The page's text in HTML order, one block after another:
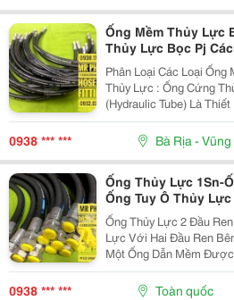
Ống Mềm Thủy Lực
Thủy Lực Bọc Pj
Lực Bọc Amiang-
Inox-Ống Tuy Ô Dầu
Thủy Lực
Phân Loại Các Loại Ống Mềm
Thủy Lực : Ống Cứng Thủy Lực Hay Còn Gọi Là
(Hydraulic Tube) Là
Hoặc Inox ( Thép Không
.Ưu Điểm Của Ống
0938 *** *** Bà Rịa -
Ống Thủy Lực 1Sn-
Ống Tuy Ô Thủy
6Sn-Ống Thủy Lực
Bọc Lưới Bấm Đầu
Lực Mặt Bích Inox-
Đầu Số
Ống Thủy Lực 2 Đầu Ren
Lực Với Hai Đầu Ren
Một Ống Dẫn Mềm
Áp Suất Cao, Có Ống
Chống Ăn Mòn Và Lớp
0938 *** *** Toàn quốc